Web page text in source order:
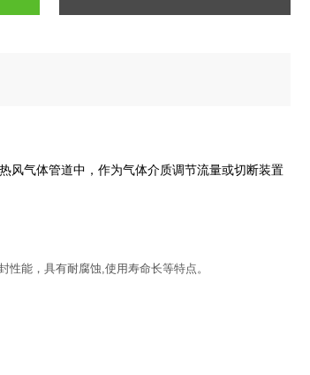
风气体管道中，​作为气体介质调节流量或切断装置
能，具有耐腐蚀,使用寿命长等特点。